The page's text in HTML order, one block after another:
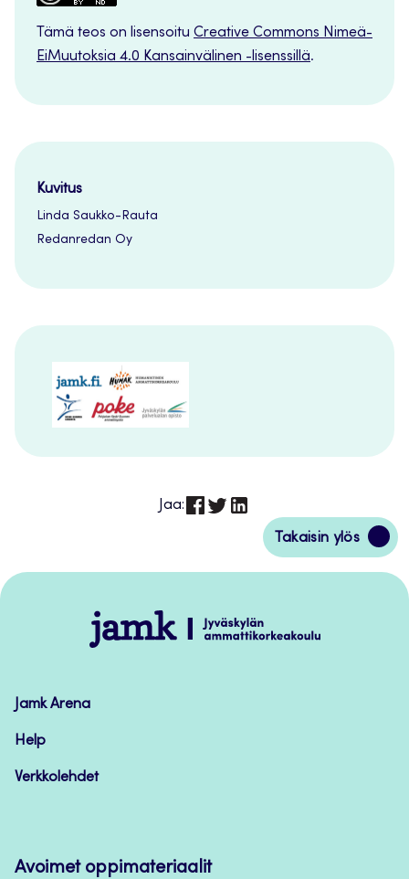
Tämä teos on lisensoitu Creative Commons Nimeä-
EiMuutoksia 4.0 Kansainvälinen -lisenssillä.
Kuvitus
Linda Saukko-Rauta
Redanredan Oy
Jaa:
Takaisin ylös
Siirry
takaisin
Jamk
–
Jamk Arena
Help
Verkkolehdet
Avoimet oppimateriaalit